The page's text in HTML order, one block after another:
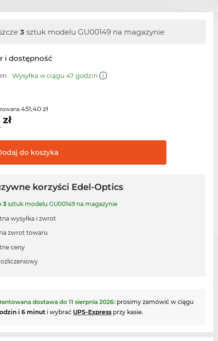
3 sztuk modelu GU00149 na magazynie
i dostępność
Wysyłka w ciągu 47 godzin
451,40 zł
zł
do koszyka
korzyści Edel-Optics
3 sztuk modelu GU00149 na magazynie
wysyłka i zwrot
zwrot towaru
ceny
dostawa do11 sierpnia 2026: prosimy zamówić w ciągu
i 6 minut i wybrać UPS-Express przy kasie.